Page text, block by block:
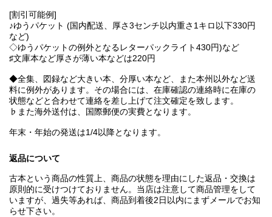
[割引可能例]
♪ゆうパケット (国内配送、厚さ3センチ以内重さ1キロ以下330円
など)
◇ゆうパケットの例外となるレターパックライト430円)など
♯文庫本など厚さが薄い本などは220円
◆全集、図録など大きい本、分厚い本など、また本州以外など送
料に例外があります。その場合には、在庫確認の連絡時に在庫の
状態などと合わせて連絡を差し上げて注文確定を致します。
♭また海外送付は、国際郵便の実費となります。
年末・年始の発送は1/4以降となります。
返品について
古本という商品の性質上、商品の状態を理由にした返品・交換は
原則的に受けつけておりません。当店は注意して商品管理をして
いますが、過失等あれば、商品到着後2日以内にまずメールでお知
らせ下さい。